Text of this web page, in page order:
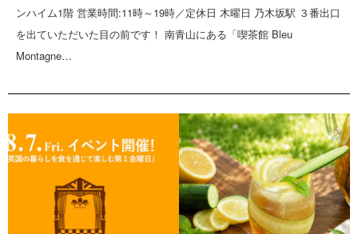
ンハイム1階 営業時間:11時～19時／定休日 木曜日 乃木坂駅 ３番出口
を出ていただいた目の前です！ 南青山にある「喫茶館 Bleu
Montagne…